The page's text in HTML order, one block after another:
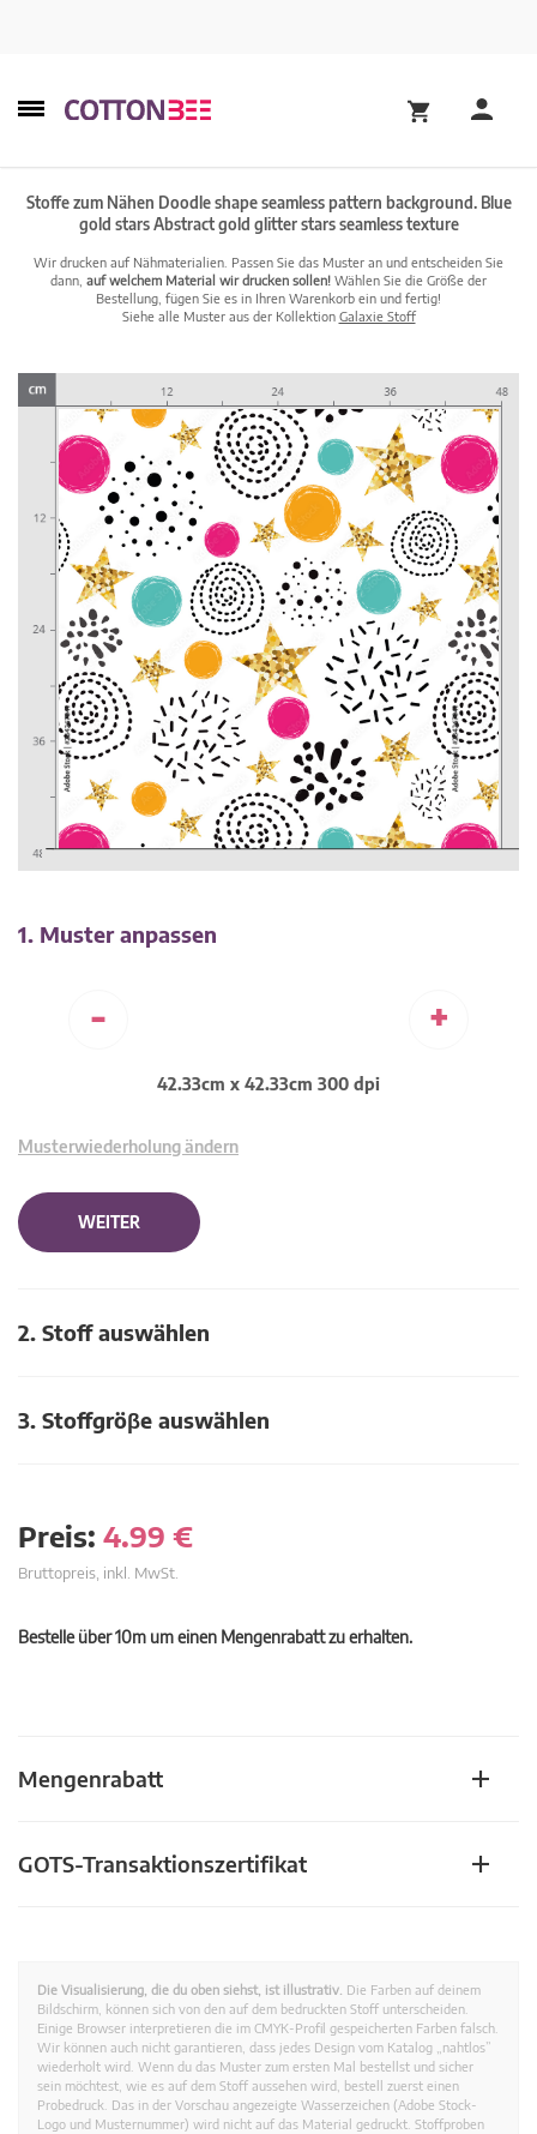
Stoffe zum Nähen Doodle shape seamless pattern background. Blue
gold stars Abstract gold glitter stars seamless texture
Wir drucken auf Nähmaterialien. Passen Sie das Muster an und entscheiden Sie
dann, auf welchem Material wir drucken sollen! Wählen Sie die Größe der
Bestellung, fügen Sie es in Ihren Warenkorb ein und fertig!
Siehe alle Muster aus der Kollektion Galaxie Stoff
1. Muster anpassen
- +
42.33cm x 42.33cm 300 dpi
Musterwiederholung ändern
WEITER
2. Stoff auswählen
3. Stoffgröβe auswählen
Preis: 4.99 €
Bruttopreis, inkl. MwSt.
Bestelle über 10m um einen Mengenrabatt zu erhalten.
Mengenrabatt
GOTS-Transaktionszertifikat
Die Visualisierung, die du oben siehst, ist illustrativ. Die Farben auf deinem
Bildschirm, können sich von den auf dem bedruckten Stoff unterscheiden.
Einige Browser interpretieren die im CMYK-Profil gespeicherten Farben falsch.
Wir können auch nicht garantieren, dass jedes Design vom Katalog „nahtlos”
wiederholt wird. Wenn du das Muster zum ersten Mal bestellst und sicher
sein möchtest, wie es auf dem Stoff aussehen wird, bestell zuerst einen
Probedruck. Das in der Vorschau angezeigte Wasserzeichen (Adobe Stock-
Logo und Musternummer) wird nicht auf das Material gedruckt. Stoffproben